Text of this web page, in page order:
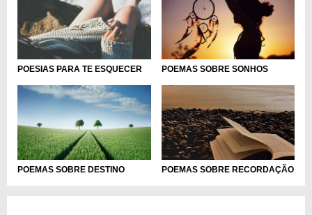
POESIAS PARA TE ESQUECER POEMAS SOBRE SONHOS
POEMAS SOBRE DESTINO POEMAS SOBRE RECORDAÇÃO